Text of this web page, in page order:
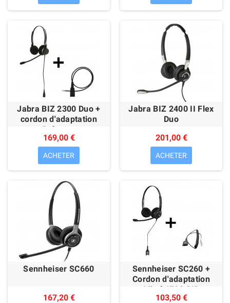
Jabra BIZ 2300 Duo +
cordon d'adaptation
Polycom
169,00 €
ACHETER
Jabra BIZ 2400 II Flex
Duo
201,00 €
ACHETER
Sennheiser SC660
167,20 €
Sennheiser SC260 +
Cordon d'adaptation
Mitel 6700 SIP
103,50 €